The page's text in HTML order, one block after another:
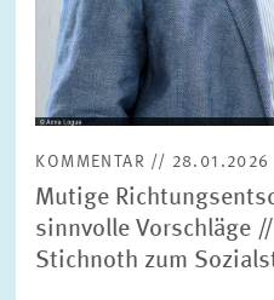
KOMMENTAR // 28.01.2026
Mutige
sinnvolle Vorschläge
Stichnoth zum